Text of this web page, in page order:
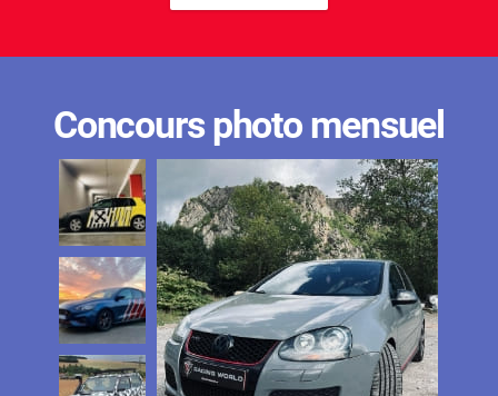
Lada
Land Rover
Ldv
Lexus
Ligier
Lincoln
Concours photo mensuel